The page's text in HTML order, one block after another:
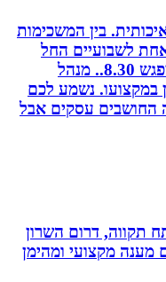
בין המשכימות
לשבועיים החל
משעה 8.00. שעת פתיחת המפגש 8.30.. מנהל
נשמע לכם
עסקים אבל
דרום השרון
מקצועי ומהימן